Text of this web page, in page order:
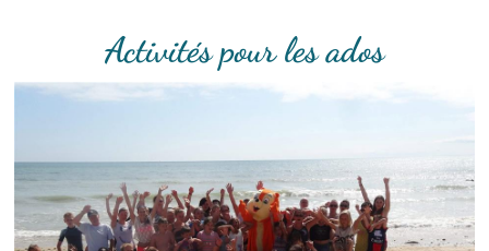
Activités pour les ados